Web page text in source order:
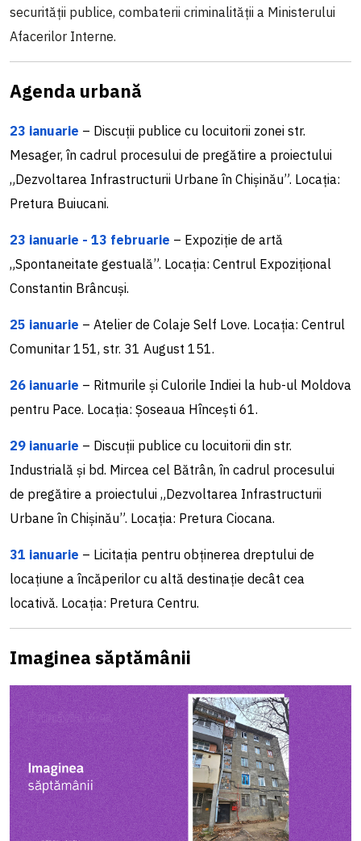
securității publice, combaterii criminalității a Ministerului
Afacerilor Interne.
Agenda urbană
23 ianuarie – Discuții publice cu locuitorii zonei str.
Mesager, în cadrul procesului de pregătire a proiectului
„Dezvoltarea Infrastructurii Urbane în Chișinău”. Locația:
Pretura Buiucani.
23 ianuarie - 13 februarie – Expoziție de artă
„Spontaneitate gestuală”. Locația: Centrul Expozițional
Constantin Brâncuși.
25 ianuarie – Atelier de Colaje Self Love. Locația: Centrul
Comunitar 151, str. 31 August 151.
26 ianuarie – Ritmurile și Culorile Indiei la hub-ul Moldova
pentru Pace. Locația: Șoseaua Hîncești 61.
29 ianuarie – Discuții publice cu locuitorii din str.
Industrială și bd. Mircea cel Bătrân, în cadrul procesului
de pregătire a proiectului „Dezvoltarea Infrastructurii
Urbane în Chișinău”. Locația: Pretura Ciocana.
31 ianuarie – Licitația pentru obținerea dreptului de
locațiune a încăperilor cu altă destinație decât cea
locativă. Locația: Pretura Centru.
Imaginea săptămânii